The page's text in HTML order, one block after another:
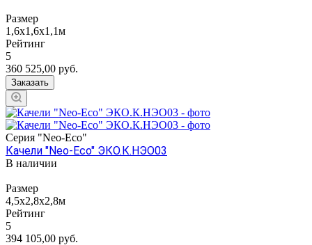
Размер
1,6х1,6х1,1м
Рейтинг
5
360 525,00 руб.
Заказать
Серия "Neo-Eco"
Качели "Neo-Eco" ЭКО.К.НЭО03
В наличии
Размер
4,5х2,8х2,8м
Рейтинг
5
394 105,00 руб.